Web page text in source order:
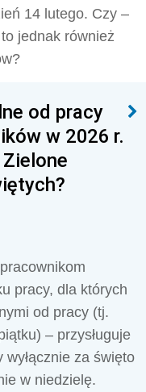
14 lutego. Czy –
jednak również
od pracy
w 2026 r.
pracy, dla których
od pracy (tj.
– przysługuje
za święto
w niedzielę.